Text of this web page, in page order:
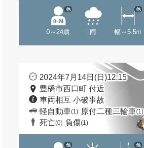
0～24歳
他
雨 幅～5.5m
他
2024年7月14日(日)12:15
豊橋市西口町 付近
車両相互 小破事故
軽自動車(1) 原付二種二輪車(1)
死亡(0) 負傷(1)
他 他